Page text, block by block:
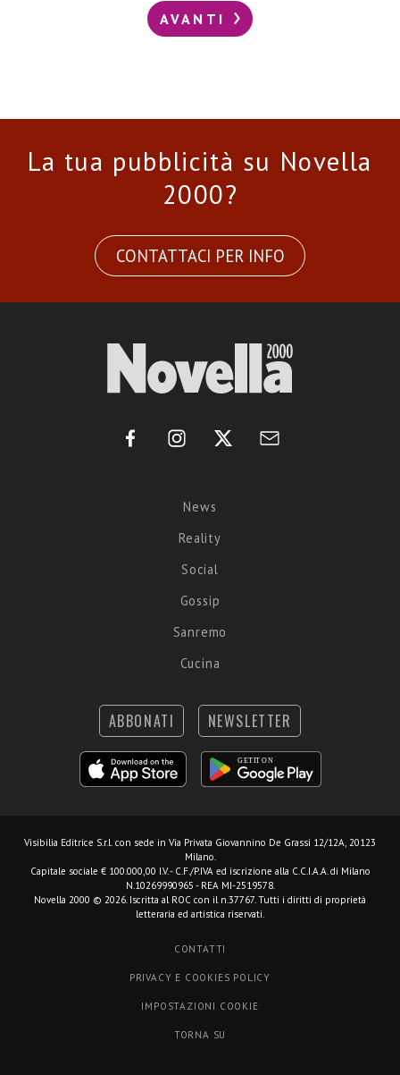
AVANTI
La tua pubblicità su Novella
2000?
CONTATTACI PER INFO
News
Reality
Social
Gossip
Sanremo
Cucina
ABBONATI NEWSLETTER
Visibilia Editrice S.r.l. con sede in Via Privata Giovannino De Grassi 12/12A, 20123
Milano.
Capitale sociale € 100.000,00 I.V. - C.F./P.IVA ed iscrizione alla C.C.I.A.A. di Milano
N.10269990965 - REA MI-2519578.
Novella 2000 © 2026. Iscritta al ROC con il n.37767. Tutti i diritti di proprietà
letteraria ed artistica riservati.
CONTATTI
PRIVACY E COOKIES POLICY
IMPOSTAZIONI COOKIE
TORNA SU